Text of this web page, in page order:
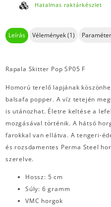
Hatalmas raktárkészlet
Leírás Vélemények (1)
Rapala Skitter Pop SP05 F
Homorú terelő lapjának
balsafa popper. A víz tetején
is utánozhat. Életre keltése a
mozgásával történik. A hátsó
farokkal van ellátva. A tengeri-
és rozsdamentes Perma Steel
szerelve.
Hossz: 5 cm
Súly: 6 gramm
VMC horgok